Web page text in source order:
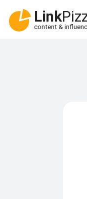
Link
content &